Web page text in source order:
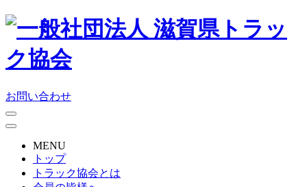
お問い合わせ
MENU
トップ
トラック協会とは